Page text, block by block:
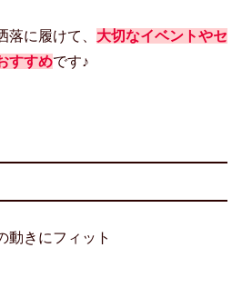
落に履けて、 大切なイベントやセ
すすめです♪
動きにフィット